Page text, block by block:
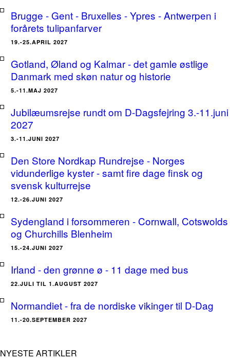
Brugge - Gent - Bruxelles - Ypres - Antwerpen i
forårets tulipanfarver
19.-25.APRIL 2027
Gotland, Øland og Kalmar - det gamle østlige
Danmark med skøn natur og historie
5.-11.MAJ 2027
Jubilæumsrejse rundt om D-Dagsfejring 3.-11.juni
2027
3.-11.JUNI 2027
Den Store Nordkap Rundrejse - Norges
vidunderlige kyster - samt fire dage finsk og
svensk kulturrejse
12.-26.JUNI 2027
Sydengland i forsommeren - Cornwall, Cotswolds
og Churchills Blenheim
15.-24.JUNI 2027
Irland - den grønne ø - 11 dage med bus
22.JULI TIL 1.AUGUST 2027
Normandiet - fra de nordiske vikinger til D-Dag
11.-20.SEPTEMBER 2027
NYESTE ARTIKLER